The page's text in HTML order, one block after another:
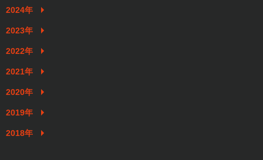
2024年
2023年
2022年
2021年
2020年
2019年
2018年